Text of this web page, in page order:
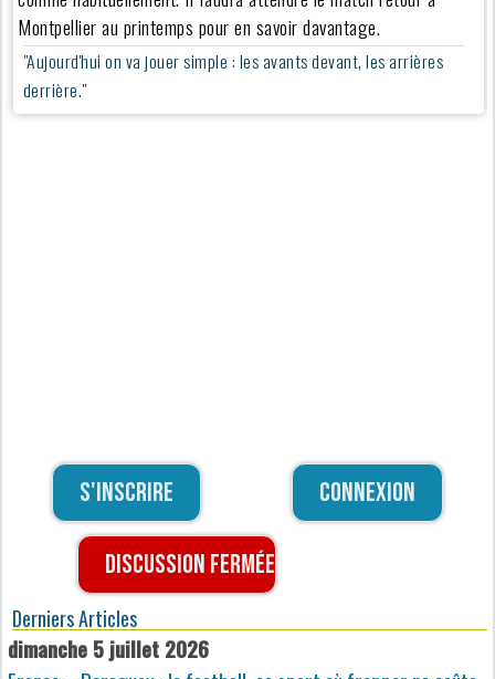
Montpellier au printemps pour en savoir davantage.
"Aujourd'hui on va jouer simple : les avants devant, les arrières
derrière."
S'inscrire Connexion
Discussion fermée
Derniers Articles
dimanche 5 juillet 2026